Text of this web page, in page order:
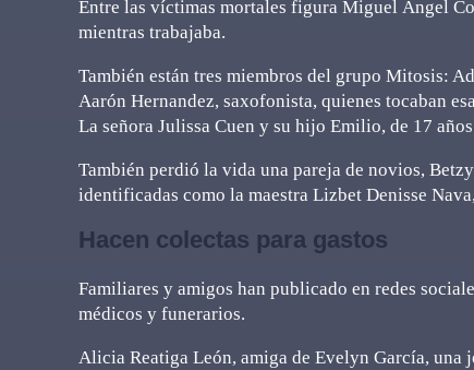
Entre las víctimas mortales figura Miguel Ángel
mientras trabajaba.
También están tres miembros del grupo Mitosis:
Aarón Hernandez, saxofonista, quienes tocaban
La señora Julissa Cuen y su hijo Emilio, de 17
También perdió la vida una pareja de novios,
identificadas como la maestra Lizbet Denisse
Hacen colectas para gastos
Familiares y amigos han publicado en redes
médicos y funerarios.
Alicia Reatiga León, amiga de Evelyn García, una